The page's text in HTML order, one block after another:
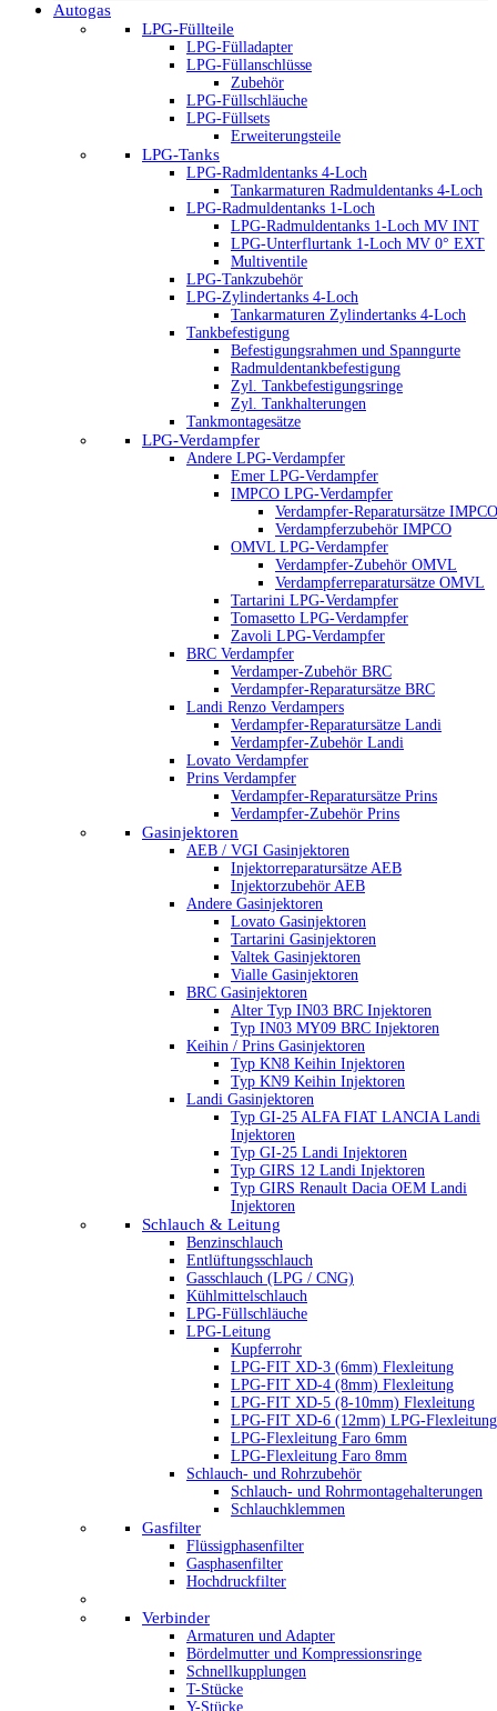
Autogas
LPG-Füllteile
LPG-Fülladapter
LPG-Füllanschlüsse
Zubehör
LPG-Füllschläuche
LPG-Füllsets
Erweiterungsteile
LPG-Tanks
LPG-Radmldentanks 4-Loch
Tankarmaturen Radmuldentanks 4-Loch
LPG-Radmuldentanks 1-Loch
LPG-Radmuldentanks 1-Loch MV INT
LPG-Unterflurtank 1-Loch MV 0° EXT
Multiventile
LPG-Tankzubehör
LPG-Zylindertanks 4-Loch
Tankarmaturen Zylindertanks 4-Loch
Tankbefestigung
Befestigungsrahmen und Spanngurte
Radmuldentankbefestigung
Zyl. Tankbefestigungsringe
Zyl. Tankhalterungen
Tankmontagesätze
LPG-Verdampfer
Andere LPG-Verdampfer
Emer LPG-Verdampfer
IMPCO LPG-Verdampfer
Verdampfer-Reparatursätze IMPCO
Verdampferzubehör IMPCO
OMVL LPG-Verdampfer
Verdampfer-Zubehör OMVL
Verdampferreparatursätze OMVL
Tartarini LPG-Verdampfer
Tomasetto LPG-Verdampfer
Zavoli LPG-Verdampfer
BRC Verdampfer
Verdamper-Zubehör BRC
Verdampfer-Reparatursätze BRC
Landi Renzo Verdampers
Verdampfer-Reparatursätze Landi
Verdampfer-Zubehör Landi
Lovato Verdampfer
Prins Verdampfer
Verdampfer-Reparatursätze Prins
Verdampfer-Zubehör Prins
Gasinjektoren
AEB / VGI Gasinjektoren
Injektorreparatursätze AEB
Injektorzubehör AEB
Andere Gasinjektoren
Lovato Gasinjektoren
Tartarini Gasinjektoren
Valtek Gasinjektoren
Vialle Gasinjektoren
BRC Gasinjektoren
Alter Typ IN03 BRC Injektoren
Typ IN03 MY09 BRC Injektoren
Keihin / Prins Gasinjektoren
Typ KN8 Keihin Injektoren
Typ KN9 Keihin Injektoren
Landi Gasinjektoren
Typ GI-25 ALFA FIAT LANCIA Landi
Injektoren
Typ GI-25 Landi Injektoren
Typ GIRS 12 Landi Injektoren
Typ GIRS Renault Dacia OEM Landi
Injektoren
Schlauch & Leitung
Benzinschlauch
Entlüftungsschlauch
Gasschlauch (LPG / CNG)
Kühlmittelschlauch
LPG-Füllschläuche
LPG-Leitung
Kupferrohr
LPG-FIT XD-3 (6mm) Flexleitung
LPG-FIT XD-4 (8mm) Flexleitung
LPG-FIT XD-5 (8-10mm) Flexleitung
LPG-FIT XD-6 (12mm) LPG-Flexleitung
LPG-Flexleitung Faro 6mm
LPG-Flexleitung Faro 8mm
Schlauch- und Rohrzubehör
Schlauch- und Rohrmontagehalterungen
Schlauchklemmen
Gasfilter
Flüssigphasenfilter
Gasphasenfilter
Hochdruckfilter
Verbinder
Armaturen und Adapter
Bördelmutter und Kompressionsringe
Schnellkupplungen
T-Stücke
Y-Stücke